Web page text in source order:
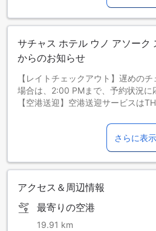
サチャス ホテル ウノ アソーク
からのお知らせ
【レイトチェックアウト】遅めの
場合は、2:00 PMまで、予約状況に
【空港送迎】空港送迎サービスは
まで直接ご連絡ください。
朝食サービスは7時～10時までご利
さらに表示
アクセス＆周辺情報
最寄りの空港
19.91 km